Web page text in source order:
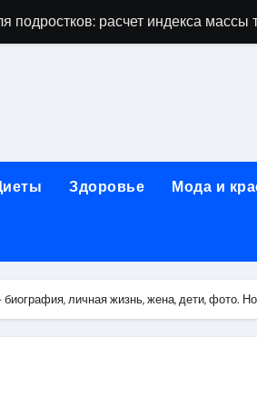
подростков: расчет индекса массы
процедур и показания к лечению
неопределённость
региона: современные подходы,
в салонах красоты
и сибирским городом: варианты
Здоровье Мода и
личная жизнь, жена, дети, фото.